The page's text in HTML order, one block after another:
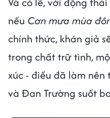
nếu Cơn mưa mùa
chính thức, khán giả
trong chất trữ tình,
xúc - điều đã làm nên
và Đan Trường suốt